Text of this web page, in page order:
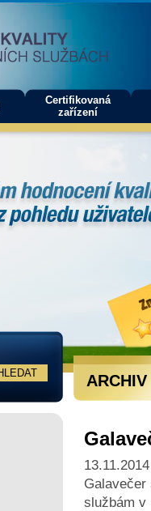
Certifikovaná
zařízení
13.11.2014
službám v